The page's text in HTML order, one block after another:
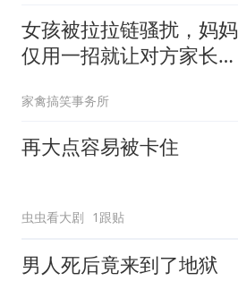
女孩被拉拉链骚扰，妈妈
仅用一招就让对方家长认
家禽搞笑事务所
再大点容易被卡住
虫虫看大剧 1跟贴
男人死后竟来到了地狱